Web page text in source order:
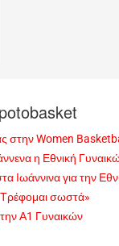
στην Women
η Εθνική
Ιωάννινα για την
σωστά»
Α1 Γυναικών